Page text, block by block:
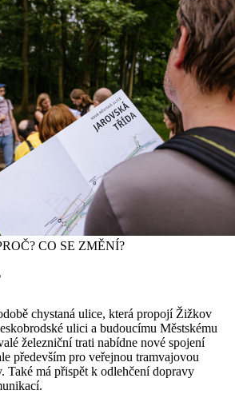
CO SE ZMĚNÍ?
chystaná ulice, která propojí Žižkov
ulici a budoucímu Městskému
železniční trati nabídne nové spojení
především pro veřejnou tramvajovou
Také má přispět k odlehčení dopravy